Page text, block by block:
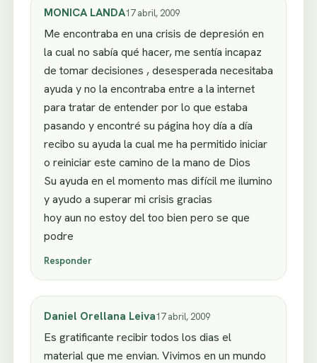
MONICA LANDA17 abril, 2009
Me encontraba en una crisis de depresión en
la cual no sabía qué hacer, me sentía incapaz
de tomar decisiones , desesperada necesitaba
ayuda y no la encontraba entre a la internet
para tratar de entender por lo que estaba
pasando y encontré su página hoy día a día
recibo su ayuda la cual me ha permitido iniciar
o reiniciar este camino de la mano de Dios
Su ayuda en el momento mas difícil me ilumino
y ayudo a superar mi crisis gracias
hoy aun no estoy del too bien pero se que
podre
Responder
Daniel Orellana Leiva17 abril, 2009
Es gratificante recibir todos los dias el
material que me envian. Vivimos en un mundo